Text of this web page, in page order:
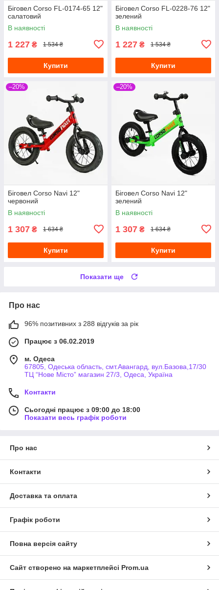
Біговел Corso FL-0174-65 12"
салатовий
В наявності
1 227 ₴ 1 534 ₴
Купити
Біговел Corso FL-0228-76 12"
зелений
В наявності
1 227 ₴ 1 534 ₴
Купити
–20%
Біговел Corso Navi 12"
червоний
В наявності
1 307 ₴ 1 634 ₴
Купити
–20%
Біговел Corso Navi 12"
зелений
В наявності
1 307 ₴ 1 634 ₴
Купити
Показати ще
Про нас
96% позитивних з 288 відгуків за рік
Працює з 06.02.2019
м. Одеса
67805, Одеська область, смт.Авангард, вул.Базова,17/30
ТЦ “Нове Місто” магазин 27/3, Одеса, Україна
Контакти
Сьогодні працює з 09:00 до 18:00
Показати весь графік роботи
Про нас
Контакти
Доставка та оплата
Графік роботи
Повна версія сайту
Сайт створено на маркетплейсі Prom.ua